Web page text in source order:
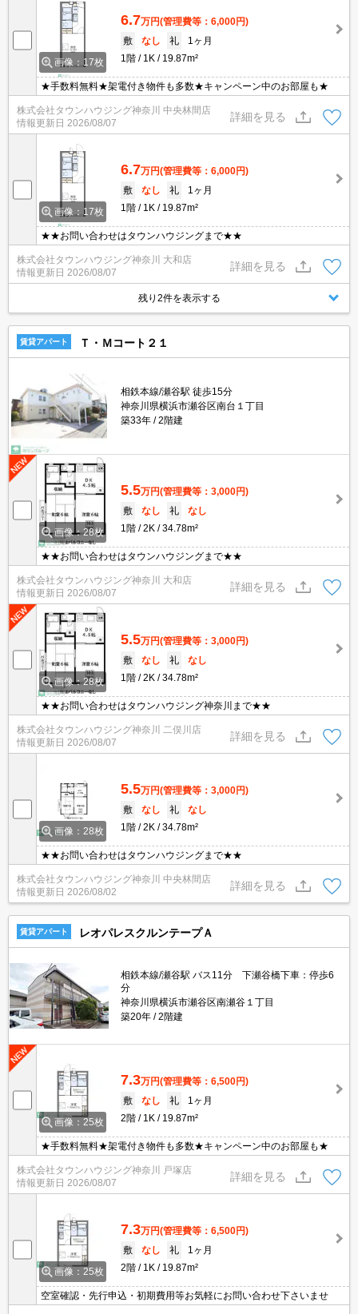
画像：17枚
6.7万円(管理費等：6,000円)
敷
なし 礼
1ヶ月
1階
1K 19.87m²
★手数料無料★架電付き物件も多数★キャンペーン中のお部屋も★
株式会社タウンハウジング神奈川 中央林間店
情報更新日 2026/08/07
詳細を見る
画像：17枚
6.7万円(管理費等：6,000円)
敷
なし 礼
1ヶ月
1階
1K 19.87m²
★★お問い合わせはタウンハウジングまで★★
株式会社タウンハウジング神奈川 大和店
情報更新日 2026/08/07
詳細を見る
残り2件を表示する
賃貸アパート Ｔ・Ｍコート２１
相鉄本線/瀬谷駅 徒歩15分
神奈川県横浜市瀬谷区南台１丁目
築33年
2階建
画像：28枚
5.5万円(管理費等：3,000円)
敷
なし 礼
なし
1階
2K 34.78m²
★★お問い合わせはタウンハウジングまで★★
株式会社タウンハウジング神奈川 大和店
情報更新日 2026/08/07
詳細を見る
画像：28枚
5.5万円(管理費等：3,000円)
敷
なし 礼
なし
1階
2K 34.78m²
★★お問い合わせはタウンハウジング神奈川まで★★
株式会社タウンハウジング神奈川 二俣川店
情報更新日 2026/08/07
詳細を見る
画像：28枚
5.5万円(管理費等：3,000円)
敷
なし 礼
なし
1階
2K 34.78m²
★★お問い合わせはタウンハウジングまで★★
株式会社タウンハウジング神奈川 中央林間店
情報更新日 2026/08/02
詳細を見る
賃貸アパート レオパレスクルンテープＡ
相鉄本線/瀬谷駅 バス11分 下瀬谷橋下車：停歩6
分
神奈川県横浜市瀬谷区南瀬谷１丁目
築20年
2階建
画像：25枚
7.3万円(管理費等：6,500円)
敷
なし 礼
1ヶ月
2階
1K 19.87m²
★手数料無料★架電付き物件も多数★キャンペーン中のお部屋も★
株式会社タウンハウジング神奈川 戸塚店
情報更新日 2026/08/07
詳細を見る
画像：25枚
7.3万円(管理費等：6,500円)
敷
なし 礼
1ヶ月
2階
1K 19.87m²
空室確認・先行申込・初期費用等お気軽にお問い合わせ下さいませ